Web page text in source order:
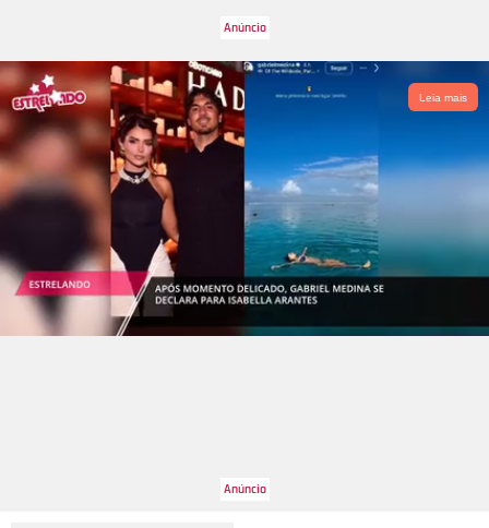
Leia mais